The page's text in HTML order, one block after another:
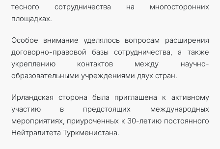
тесного сотрудничества на многосторонних
площадках.
Особое внимание уделялось вопросам расширения
договорно-правовой базы сотрудничества, а также
укреплению контактов между научно-
образовательными учреждениями двух стран.
Ирландская сторона была приглашена к активному
участию в предстоящих международных
мероприятиях, приуроченных к 30-летию постоянного
Нейтралитета Туркменистана.